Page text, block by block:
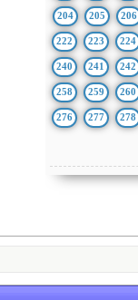
204 205 206
222 223 224
240 241 242
258 259 260
276 277 278